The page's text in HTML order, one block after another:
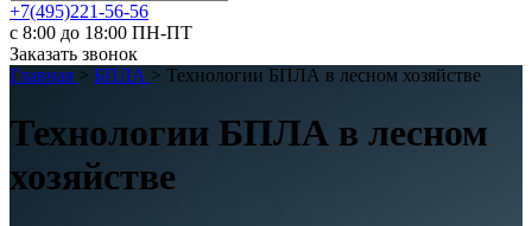
+7(495)221-56-56
с 8:00 до 18:00 ПН-ПТ
Заказать звонок
Главная > БПЛА > Технологии БПЛА в лесном хозяйстве
Технологии БПЛА в лесном
хозяйстве